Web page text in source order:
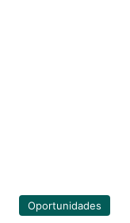
Oportunidades